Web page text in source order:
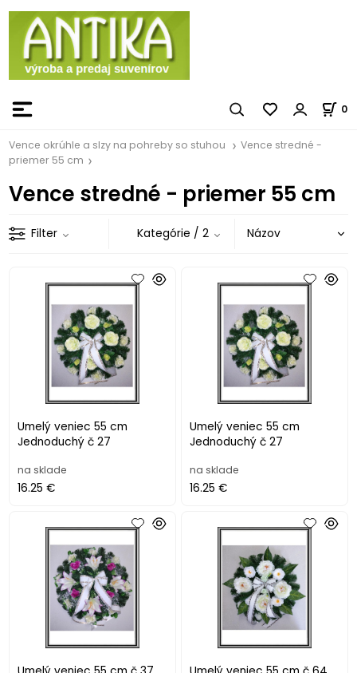
0
Vence okrúhle a slzy na pohreby so stuhou
Vence stredné -
priemer 55 cm
Vence stredné - priemer 55 cm
Filter Kategórie / 2
Umelý veniec 55 cm
Jednoduchý č 27
na sklade
16.25 €
Umelý veniec 55 cm
Jednoduchý č 27
na sklade
16.25 €